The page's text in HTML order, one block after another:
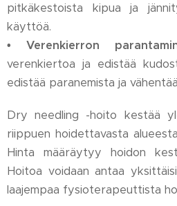
pitkäkestoista kipua ja
käyttöä.
• Verenkierron
verenkiertoa ja edistää
edistää paranemista ja
Dry needling -hoito kestää
riippuen hoidettavasta
Hinta määräytyy hoidon
Hoitoa voidaan antaa
laajempaa fysioterapeuttista